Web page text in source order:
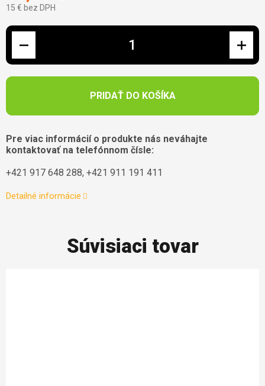
15 € bez DPH
Jednotková cena:
PRIDAŤ DO KOŠÍKA
Pre viac informácií o produkte nás neváhajte
kontaktovať na telefónnom čísle:
+421 917 648 288, +421 911 191 411
Detailné informácie
Súvisiaci tovar